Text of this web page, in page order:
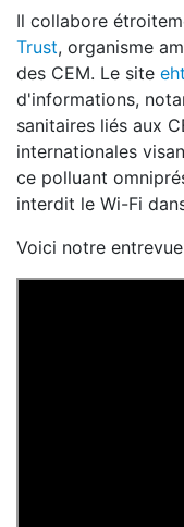
Il collabore
Trust, organisme
des CEM. Le site
d'informations,
sanitaires liés aux
internationales
ce polluant
interdit le Wi-Fi
Voici notre